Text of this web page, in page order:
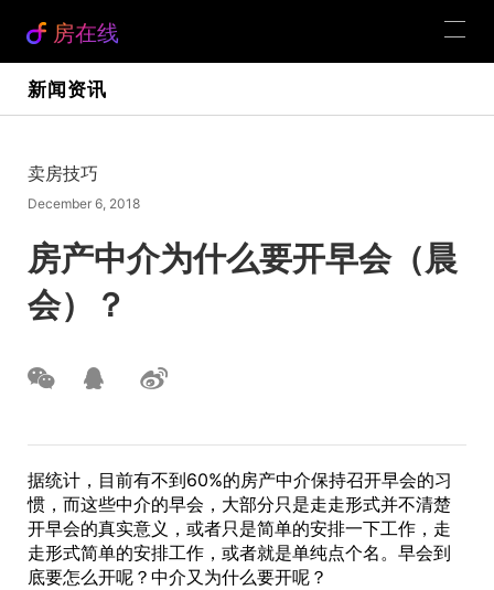
房在线
新闻资讯
卖房技巧
December 6, 2018
房产中介为什么要开早会（晨
会）？
据统计，目前有不到60%的房产中介保持召开早会的习
惯，而这些中介的早会，大部分只是走走形式并不清楚
开早会的真实意义，或者只是简单的安排一下工作，走
走形式简单的安排工作，或者就是单纯点个名。早会到
底要怎么开呢？中介又为什么要开呢？